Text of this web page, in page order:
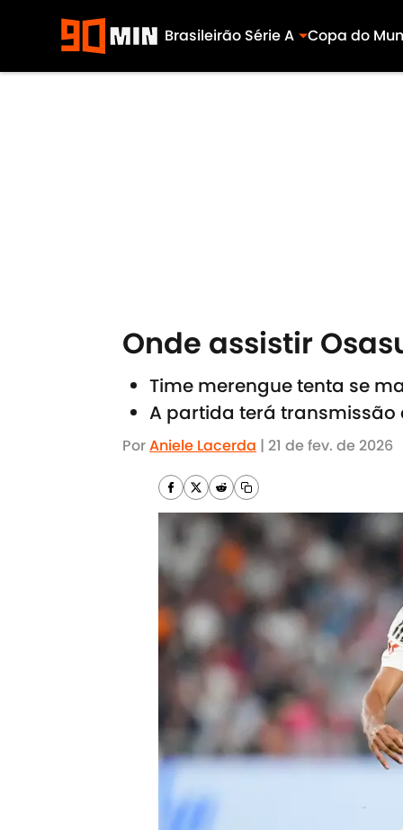
Brasileirão Série A Copa do
Onde assistir
Time merengue tenta se
A partida terá
PorAniele Lacerda | 21 de fev. de 2026